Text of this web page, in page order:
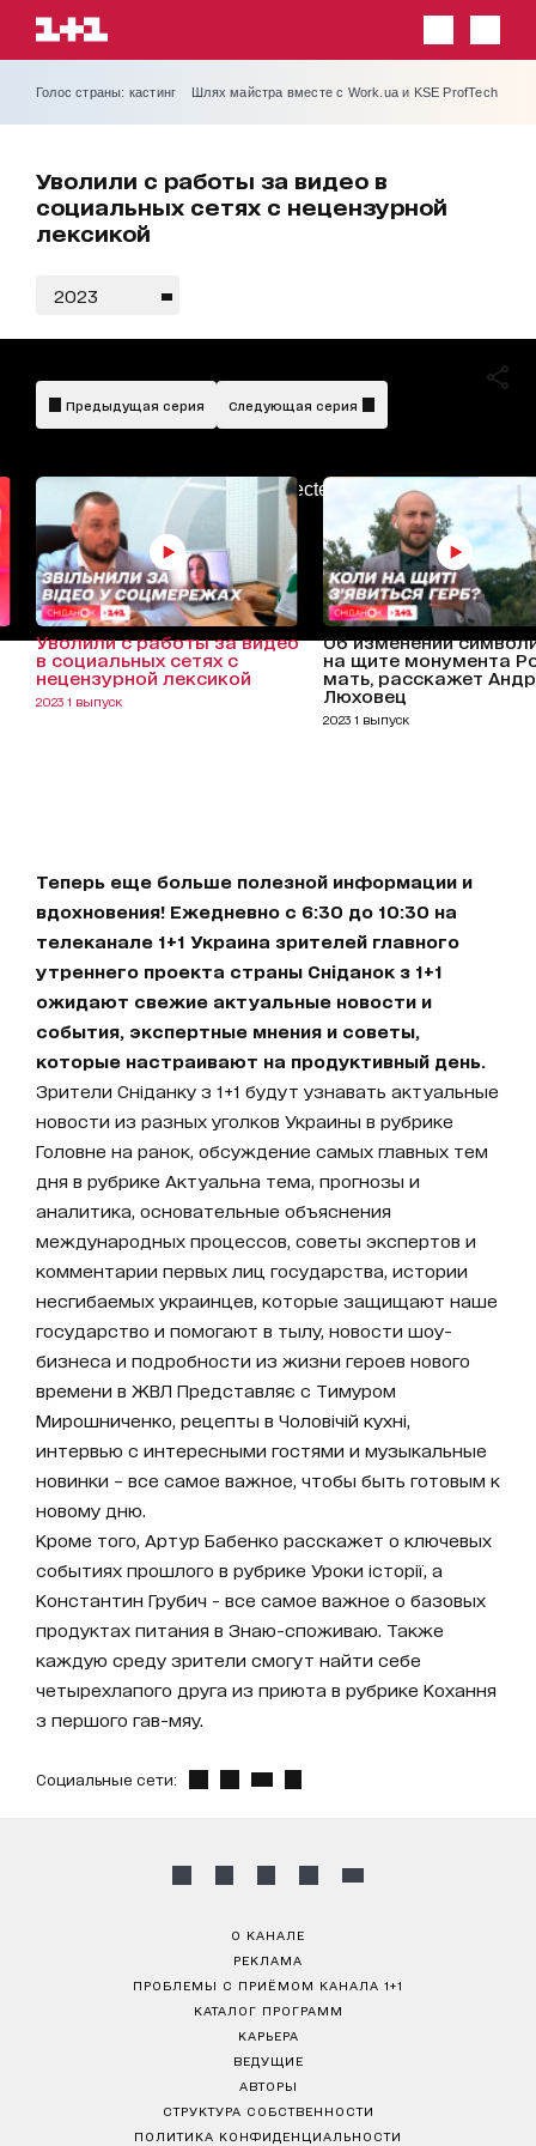
Голос страны: кастинг Шлях майстра вместе с Work.ua и KSE ProfTech
Уволили с работы за видео в
социальных сетях с нецензурной
лексикой
2023
AdBlockDetected!
Предыдущая серия Следующая серия
Уволили с работы за видео
в социальных сетях с
нецензурной лексикой
2023 1 выпуск
Об изменении
на щите монумента
мать, расскажет
Люховец
2023 1 выпуск
Теперь еще больше полезной информации и
вдохновения! Ежедневно с 6:30 до 10:30 на
телеканале 1+1 Украина зрителей главного
утреннего проекта страны Сніданок з 1+1
ожидают свежие актуальные новости и
события, экспертные мнения и советы,
которые настраивают на продуктивный день.
Зрители Сніданку з 1+1 будут узнавать актуальные
новости из разных уголков Украины в рубрике
Головне на ранок, обсуждение самых главных тем
дня в рубрике Актуальна тема, прогнозы и
аналитика, основательные объяснения
международных процессов, советы экспертов и
комментарии первых лиц государства, истории
несгибаемых украинцев, которые защищают наше
государство и помогают в тылу, новости шоу-
бизнеса и подробности из жизни героев нового
времени в ЖВЛ Представляє с Тимуром
Мирошниченко, рецепты в Чоловічій кухні,
интервью с интересными гостями и музыкальные
новинки – все самое важное, чтобы быть готовым к
новому дню.
Кроме того, Артур Бабенко расскажет о ключевых
событиях прошлого в рубрике Уроки історії, а
Константин Грубич - все самое важное о базовых
продуктах питания в Знаю-споживаю. Также
каждую среду зрители смогут найти себе
четырехлапого друга из приюта в рубрике Кохання
з першого гав-мяу.
Социальные сети:
О КАНАЛЕ
РЕКЛАМА
ПРОБЛЕМЫ С ПРИЁМОМ КАНАЛА 1+1
КАТАЛОГ ПРОГРАММ
КАРЬЕРА
ВЕДУЩИЕ
АВТОРЫ
СТРУКТУРА СОБСТВЕННОСТИ
ПОЛИТИКА КОНФИДЕНЦИАЛЬНОСТИ